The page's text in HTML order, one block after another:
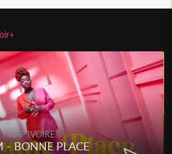
RAP IVOIRE
- BONNE PLACE